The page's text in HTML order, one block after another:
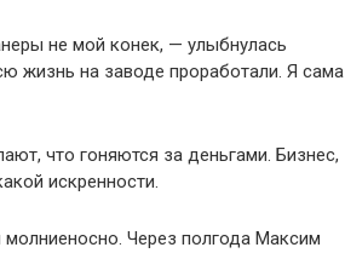
не мой конек, — улыбнулась
жизнь на заводе проработали. Я сама
что гоняются за деньгами. Бизнес,
искренности.
молниеносно. Через полгода Максим